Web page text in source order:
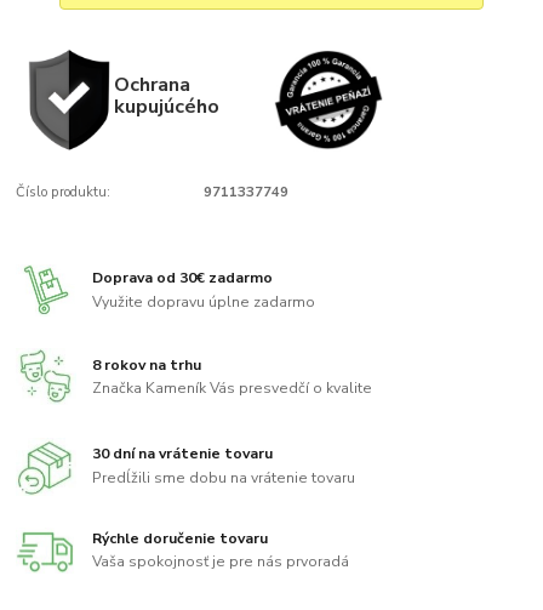
Ochrana
kupujúcého
Číslo produktu: 9711337749
Doprava od 30€ zadarmo
Využite dopravu úplne zadarmo
8 rokov na trhu
Značka Kameník Vás presvedčí o kvalite
30 dní na vrátenie tovaru
Predĺžili sme dobu na vrátenie tovaru
Rýchle doručenie tovaru
Vaša spokojnosť je pre nás prvoradá